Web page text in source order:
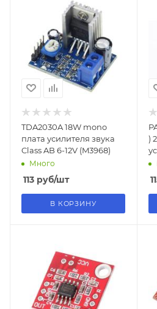
TDA2030A 18W mono
плата усилителя звука
Class AB 6-12V (M3968)
Много
113 руб/шт
В КОРЗИНУ
)